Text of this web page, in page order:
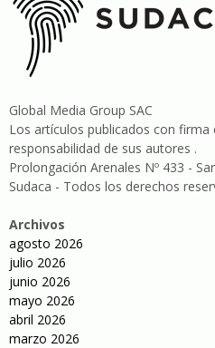
Global Media Group SAC
Los artículos publicados con firma
responsabilidad de sus autores .
Prolongación Arenales Nº 433 -
Sudaca - Todos los derechos
Archivos
agosto 2026
julio 2026
junio 2026
mayo 2026
abril 2026
marzo 2026